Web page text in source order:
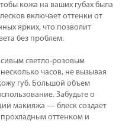
кожа на ваших губах была
включает оттенки от
ярких, что позволит
без проблем.
светло-розовым
часов, не вызывая
губ. Большой объем
Забудьте о
макияжа — блеск создает
оттенком и